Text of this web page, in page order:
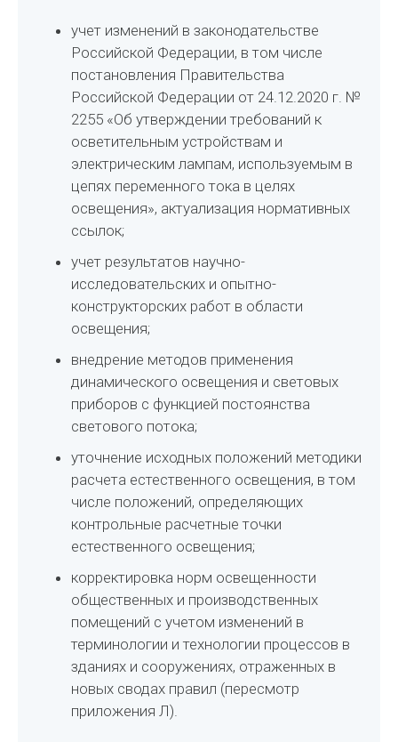
учет изменений в законодательстве
Российской Федерации, в том числе
постановления Правительства
Российской Федерации от 24.12.2020 г. №
2255 «Об утверждении требований к
осветительным устройствам и
электрическим лампам, используемым в
цепях переменного тока в целях
освещения», актуализация нормативных
ссылок;
учет результатов научно-
исследовательских и опытно-
конструкторских работ в области
освещения;
внедрение методов применения
динамического освещения и световых
приборов с функцией постоянства
светового потока;
уточнение исходных положений методики
расчета естественного освещения, в том
числе положений, определяющих
контрольные расчетные точки
естественного освещения;
корректировка норм освещенности
общественных и производственных
помещений с учетом изменений в
терминологии и технологии процессов в
зданиях и сооружениях, отраженных в
новых сводах правил (пересмотр
приложения Л).